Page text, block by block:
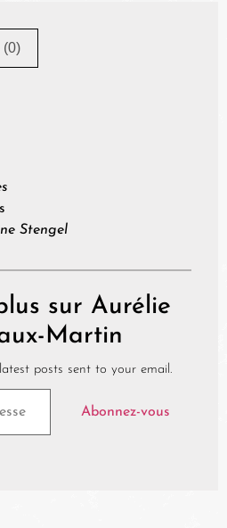
(0)
Stengel
sur Aurélie
Martin
posts sent to your email.
Abonnez-vous